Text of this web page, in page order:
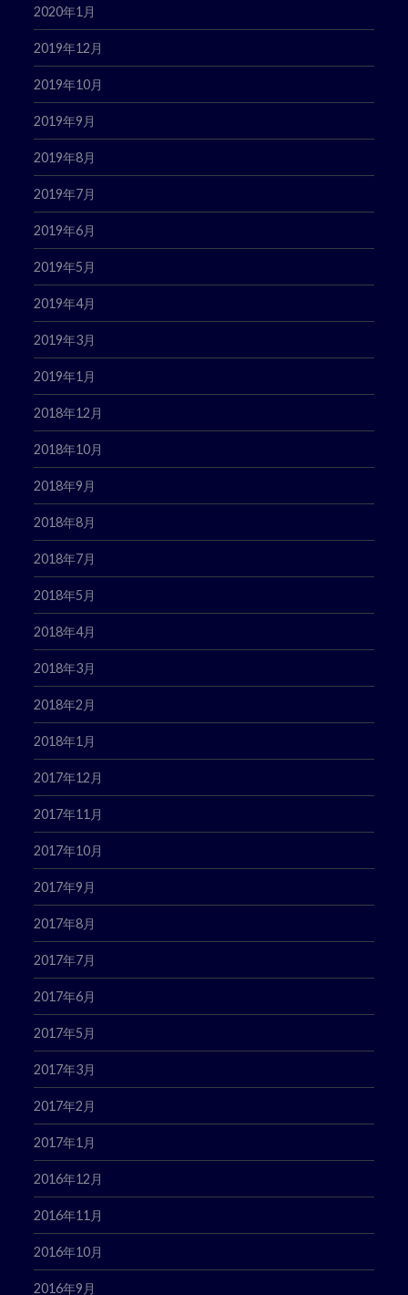
2020年1月
2019年12月
2019年10月
2019年9月
2019年8月
2019年7月
2019年6月
2019年5月
2019年4月
2019年3月
2019年1月
2018年12月
2018年10月
2018年9月
2018年8月
2018年7月
2018年5月
2018年4月
2018年3月
2018年2月
2018年1月
2017年12月
2017年11月
2017年10月
2017年9月
2017年8月
2017年7月
2017年6月
2017年5月
2017年3月
2017年2月
2017年1月
2016年12月
2016年11月
2016年10月
2016年9月